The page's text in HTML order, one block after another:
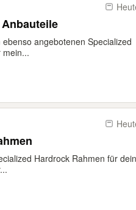
angebotenen Specialized
mein...
Hardrock Rahmen für dein